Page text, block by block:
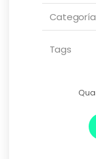
Categoría
Tags